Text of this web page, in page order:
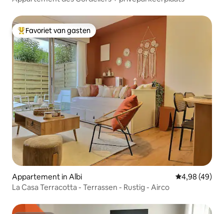
Topfavoriet van gasten
Favoriet van gasten
Appartement in Albi Gemiddelde
4,98 (49)
La Casa Terracotta - Terrassen - Rustig - Airco